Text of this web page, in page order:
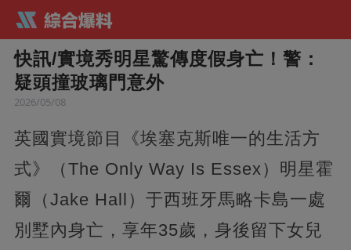
快訊/實境秀明星驚傳度假身亡！警：
疑頭撞玻璃門意外
2026/05/08
英國實境節目《埃塞克斯唯一的生活方
式》（The Only Way Is Essex）明星霍
爾（Jake Hall）于西班牙馬略卡島一處
別墅內身亡，享年35歲，身後留下女兒